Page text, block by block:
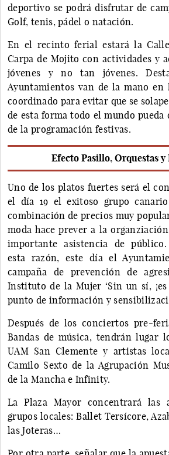
deportivo se podrá disfrutar de
Golf, tenis, pádel o natación.
En el recinto ferial estará la
Carpa de Mojito con actividades y
jóvenes y no tan jóvenes.
Ayuntamientos van de la mano en
coordinado para evitar que se
de esta forma todo el mundo
de la programación festivas.
Efecto Pasillo, Orquestas y
Uno de los platos fuertes será el
el día 19 el exitoso grupo canario
combinación de precios muy
moda hace prever a la
importante asistencia de
esta razón, este día el
campaña de prevención de
Instituto de la Mujer ‘Sin un sí,
punto de información y
Después de los conciertos pre-
Bandas de música, tendrán lugar
UAM San Clemente y artistas
Camilo Sexto de la Agrupación
de la Mancha e Infinity.
La Plaza Mayor concentrará las
grupos locales: Ballet Tersícore,
las Joteras…